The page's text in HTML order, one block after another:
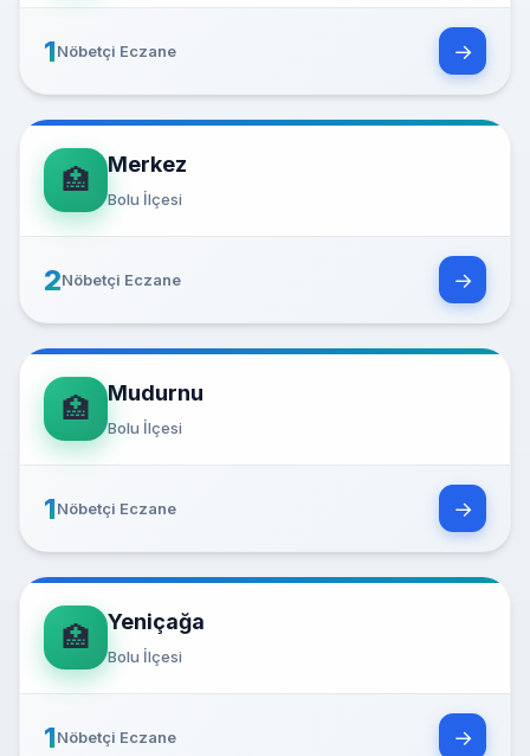
1Nöbetçi Eczane →
🏥 Merkez
Bolu İlçesi
2Nöbetçi Eczane →
🏥 Mudurnu
Bolu İlçesi
1Nöbetçi Eczane →
🏥 Yeniçağa
Bolu İlçesi
1Nöbetçi Eczane →